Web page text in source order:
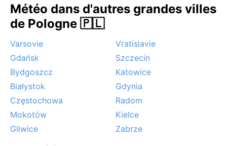
Météo dans d'autres grandes villes
de Pologne 🇵🇱
Varsovie
Vratislavie
Gdańsk
Szczecin
Bydgoszcz
Katowice
Białystok
Gdynia
Częstochowa
Radom
Mokotów
Kielce
Gliwice
Zabrze